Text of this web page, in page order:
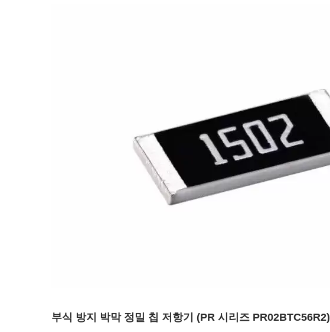
부식 방지 박막 정밀 칩 저항기 (PR 시리즈 PR02BTC56R2)